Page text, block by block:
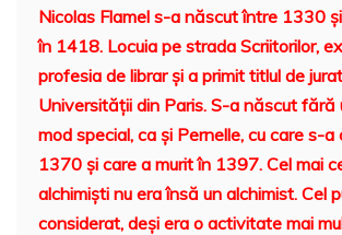
c
e
b
o
o
k
itt
er
ai
l
er
e
st
at
s
A
p
p
Nicolas Flamel s-a născut între 1330
în 1418. Locuia pe strada Scriitorilor,
profesia de librar şi a primit titlul de
Universităţii din Paris. S-a născut fără
mod special, ca şi Pernelle, cu care s-
1370 şi care a murit în 1397. Cel mai
alchimişti nu era însă un alchimist. Cel
considerat, deşi era o activitate mai